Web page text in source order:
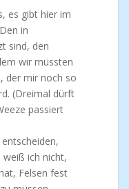
es gibt hier im
in
sind, den
wir müssten
der mir noch so
(Dreimal dürft
passiert
ich nicht,
Felsen fest